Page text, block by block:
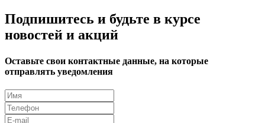
Подпишитесь и будьте в курсе
новостей и акций
Оставьте свои контактные данные, на которые
отправлять уведомления